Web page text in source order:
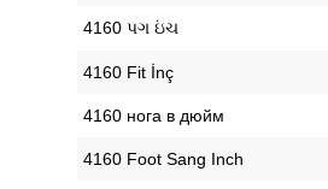
‎4160 પગ ઇંચ
‎4160 Fit İnç
‎4160 нога в дюйм
‎4160 Foot Sang Inch